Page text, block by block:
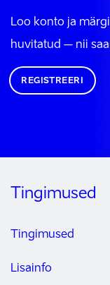
Loo konto ja
huvitatud – nii
REGISTREERI
Tingimused
Tingimused
Lisainfo